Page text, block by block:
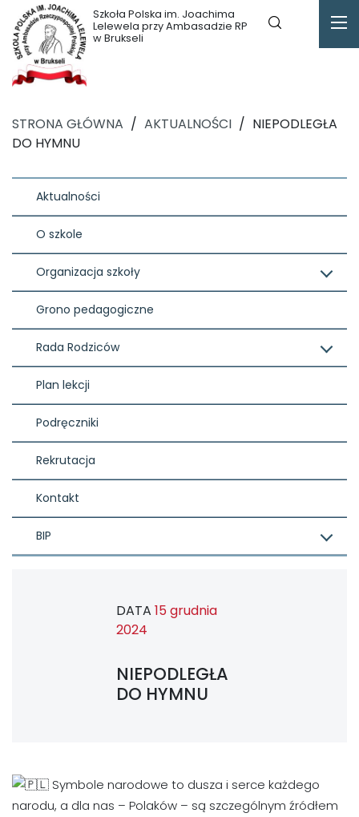
Szkoła Polska im. Joachima
Lelewela przy Ambasadzie RP
w Brukseli
STRONA GŁÓWNA / AKTUALNOŚCI / NIEPODLEGŁA
DO HYMNU
Aktualności
O szkole
Organizacja szkoły
Grono pedagogiczne
Rada Rodziców
Plan lekcji
Podręczniki
Rekrutacja
Kontakt
BIP
DATA 15 grudnia
2024
NIEPODLEGŁA
DO HYMNU
Symbole narodowe to dusza i serce każdego
narodu, a dla nas – Polaków – są szczególnym źródłem